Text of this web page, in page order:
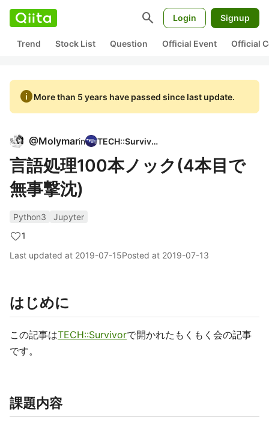
search Login Signup
Trend Stock List Question Official Event Official
infoMore than 5 years have passed since last update.
@Molymarin TECH::Survivor
言語処理100本ノック(4本目で
無事撃沈)
Python3
Jupyter
1
Last updated at 2019-07-15Posted at 2019-07-13
はじめに
この記事はTECH::Survivorで開かれたもくもく会の記事
です。
課題内容